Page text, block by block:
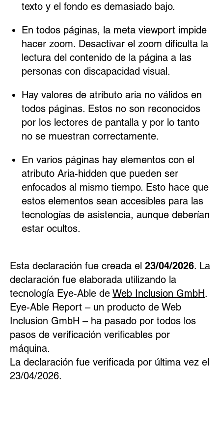
texto y el fondo es demasiado bajo.
En todos páginas, la meta viewport impide
hacer zoom. Desactivar el zoom dificulta la
lectura del contenido de la página a las
personas con discapacidad visual.
Hay valores de atributo aria no válidos en
todos páginas. Estos no son reconocidos
por los lectores de pantalla y por lo tanto
no se muestran correctamente.
En varios páginas hay elementos con el
atributo Aria-hidden que pueden ser
enfocados al mismo tiempo. Esto hace que
estos elementos sean accesibles para las
tecnologías de asistencia, aunque deberían
estar ocultos.
Esta declaración fue creada el 23/04/2026. La
declaración fue elaborada utilizando la
tecnología Eye-Able de Web Inclusion GmbH.
Eye-Able Report – un producto de Web
Inclusion GmbH – ha pasado por todos los
pasos de verificación verificables por
máquina.
La declaración fue verificada por última vez el
23/04/2026.